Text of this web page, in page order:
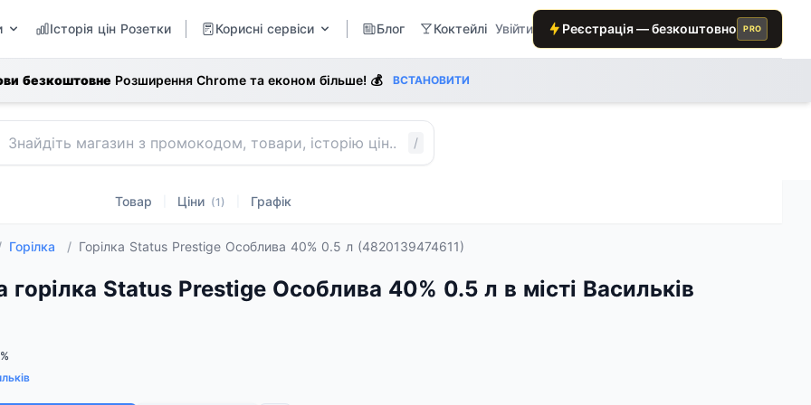
Історія цін Розетки Корисні сервіси Блог Коктейлі Увійти Реєстрація — безкоштовно PRO
безкоштовне Розширення Chrome та економ більше! 💰 ВСТАНОВИТИ
/
Товар Ціни (1) Графік
Горілка / Горілка Status Prestige Особлива 40% 0.5 л (4820139474611)
горілка Status Prestige Особлива 40% 0.5 л в місті Васильків